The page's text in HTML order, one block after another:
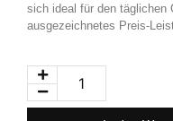
sich ideal für den täglichen
ausgezeichnetes Preis-